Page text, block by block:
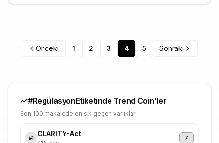
sürüyor; ancak yasa koyuc
Önceki 1 2 3 4 5 Sonraki
#RegülasyonEtiketinde Trend Coin'ler
Son 100 makalede en sık geçen varlıklar
#1 CLARITY-Act 7